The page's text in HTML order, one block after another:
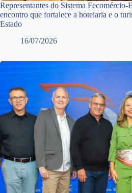
Representantes do Sistema Fecomércio-
encontro que fortalece a hotelaria e o
Estado
16/07/2026